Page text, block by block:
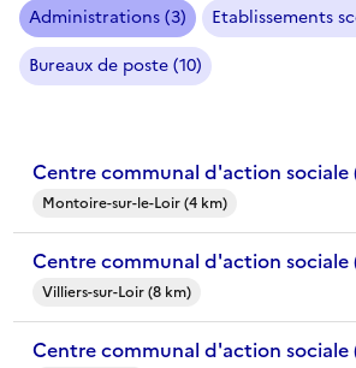
Administrations (3) Etablissements
Bureaux de poste (10)
Centre communal d'action
Montoire-sur-le-Loir (4 km)
Centre communal d'action sociale
Villiers-sur-Loir (8 km)
Centre communal d'action sociale